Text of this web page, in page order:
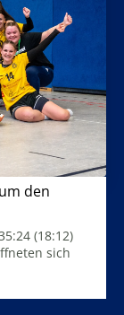
den
(18:12)
sich